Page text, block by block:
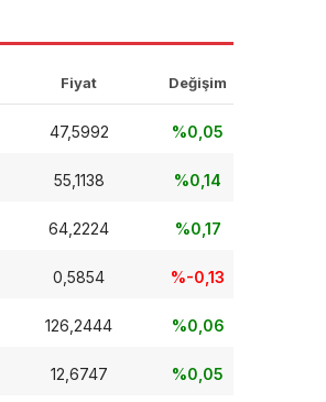
Fiyat Değişim
47,5992 %0,05
55,1138 %0,14
64,2224 %0,17
0,5854 %-0,13
126,2444 %0,06
12,6747 %0,05